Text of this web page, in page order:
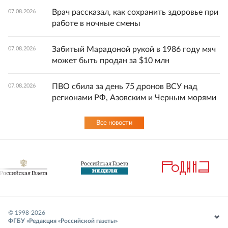
07.08.2026
Врач рассказал, как сохранить здоровье при
работе в ночные смены
07.08.2026
Забитый Марадоной рукой в 1986 году мяч
может быть продан за $10 млн
07.08.2026
ПВО сбила за день 75 дронов ВСУ над
регионами РФ, Азовским и Черным морями
Все новости
© 1998-2026
ФГБУ «Редакция «Российской газеты»